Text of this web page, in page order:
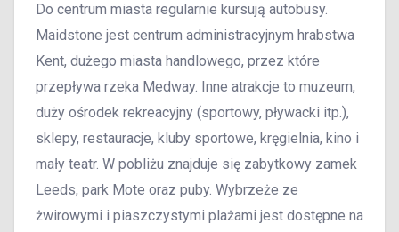
Do centrum miasta regularnie kursują autobusy.
Maidstone jest centrum administracyjnym hrabstwa
Kent, dużego miasta handlowego, przez które
przepływa rzeka Medway. Inne atrakcje to muzeum,
duży ośrodek rekreacyjny (sportowy, pływacki itp.),
sklepy, restauracje, kluby sportowe, kręgielnia, kino i
mały teatr. W pobliżu znajduje się zabytkowy zamek
Leeds, park Mote oraz puby. Wybrzeże ze
żwirowymi i piaszczystymi plażami jest dostępne na